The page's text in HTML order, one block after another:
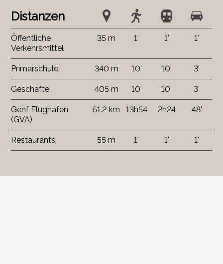
Distanzen
Öffentliche
Verkehrsmittel
35 m 1' 1' 1'
Primarschule 340 m 10' 10' 3'
Geschäfte 405 m 10' 10' 3'
Genf Flughafen
(GVA)
51.2 km 13h54 2h24 48'
Restaurants 55 m 1' 1' 1'